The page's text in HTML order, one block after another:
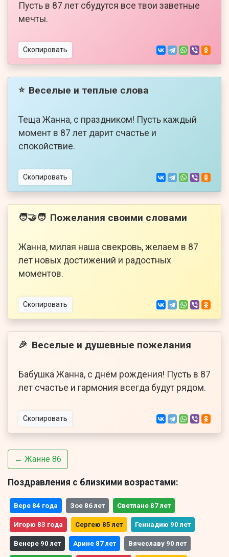
Пусть в 87 лет сбудутся все твои заветные
мечты.
Скопировать
⭐ Веселые и теплые слова
Теща Жанна, с праздником! Пусть каждый
момент в 87 лет дарит счастье и
спокойствие.
Скопировать
🧑‍🤝‍🧑 Пожелания своими словами
Жанна, милая наша свекровь, желаем в 87
лет новых достижений и радостных
моментов.
Скопировать
🎉 Веселые и душевные пожелания
Бабушка Жанна, с днём рождения! Пусть в 87
лет счастье и гармония всегда будут рядом.
Скопировать
← Жанне 86
Поздравления с близкими возрастами:
Вере 84 года Зое 86 лет Светлане 87 лет
Игорю 83 года Сергею 85 лет Геннадию 90 лет
Венере 90 лет Арине 87 лет Вячеславу 90 лет